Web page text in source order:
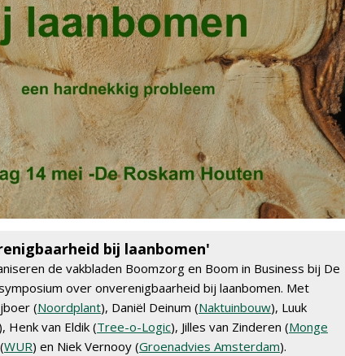
bij laanbomen'
de vakbladen Boomzorg en Boom in Business bij De
over onverenigbaarheid bij laanbomen. Met
(Noordplant), Daniël Deinum (Naktuinbouw), Luuk
Henk van Eldik (Tree-o-Logic), Jilles van Zinderen (Monge
WUR) en Niek Vernooy (Groenadvies Amsterdam).